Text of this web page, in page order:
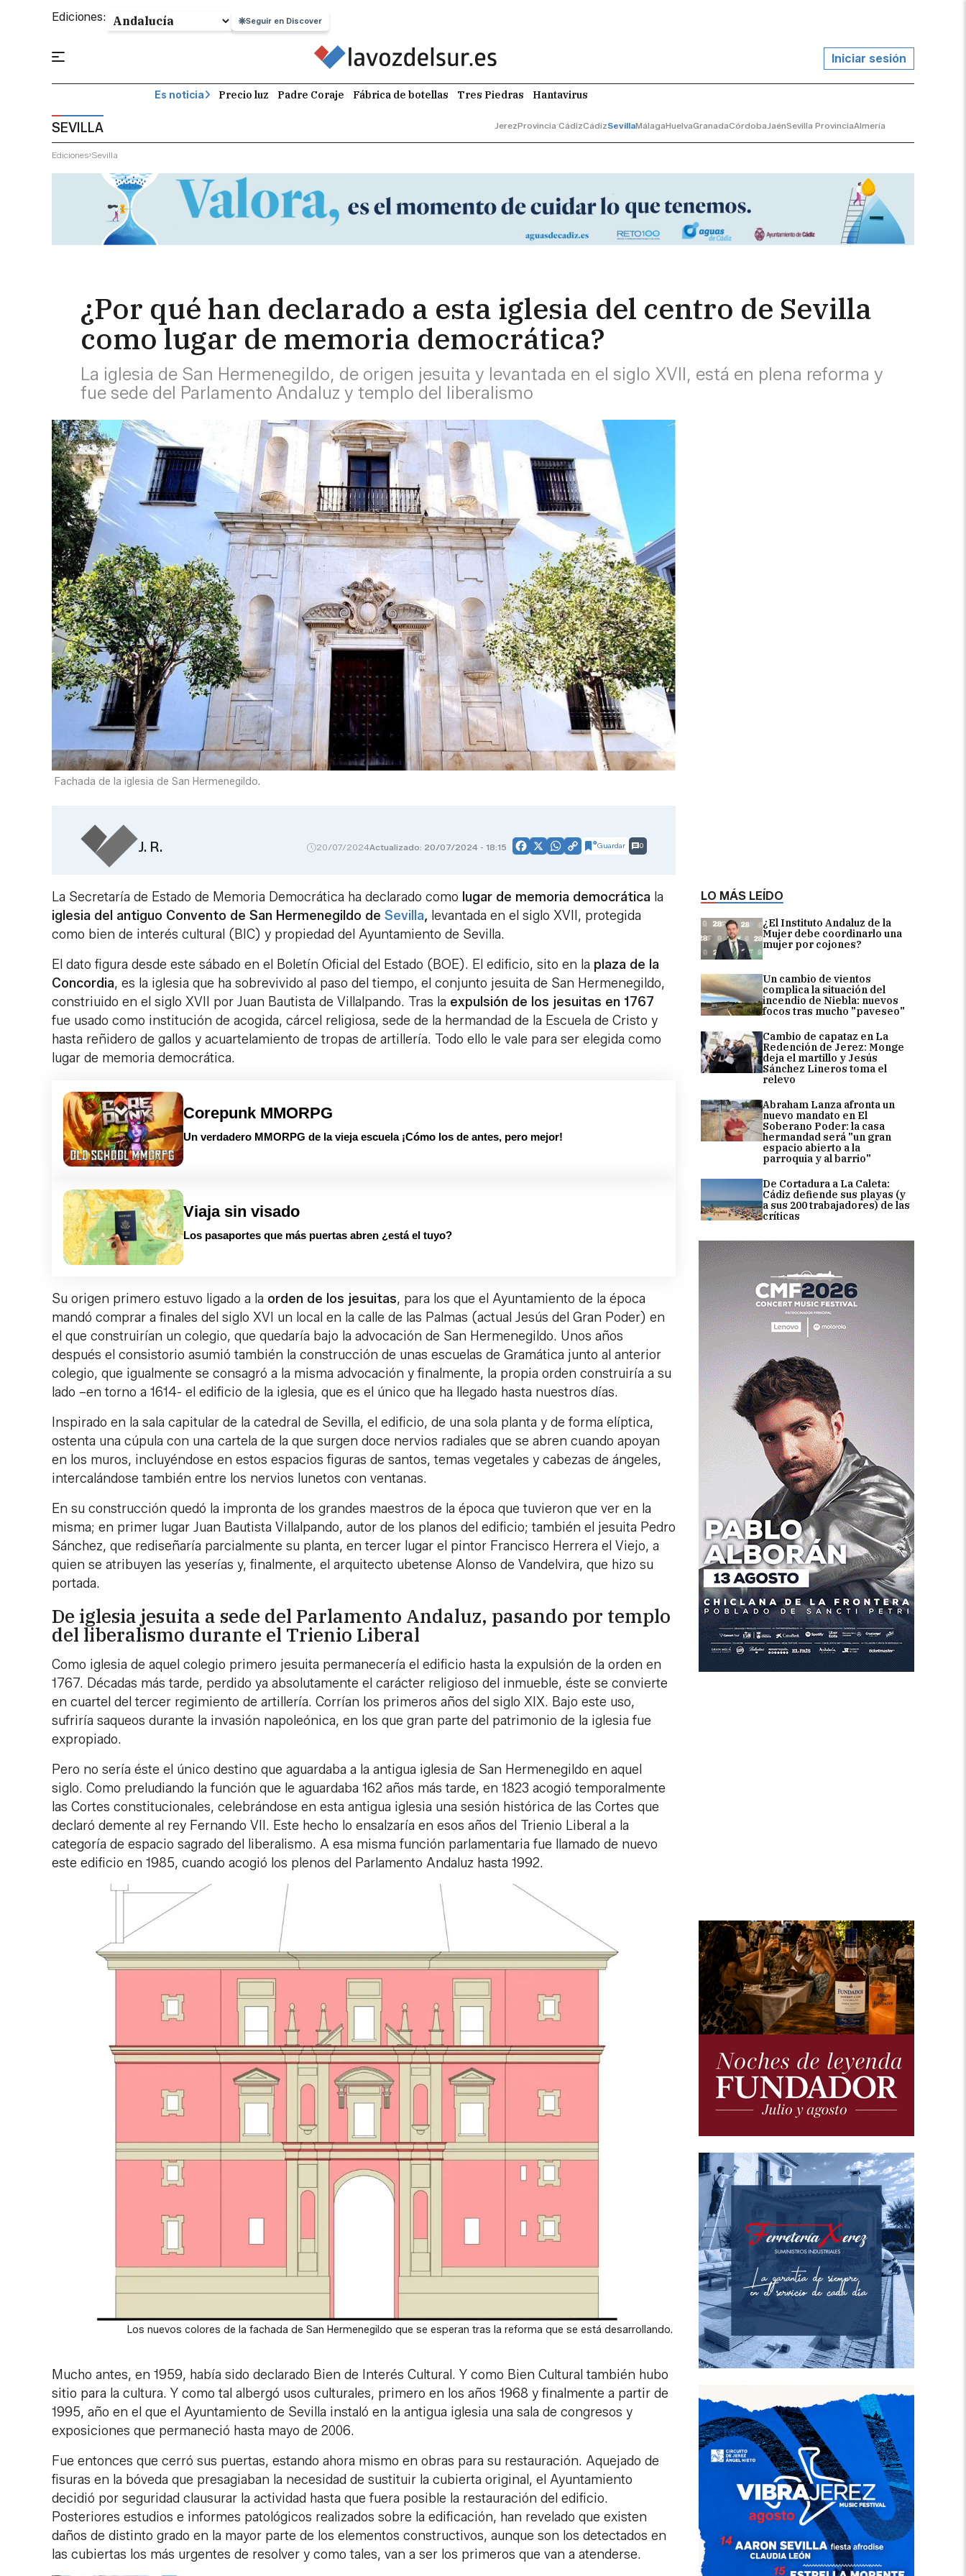
Ediciones: Seguir en Discover
Iniciar sesión
Es noticia Precio luz Padre Coraje Fábrica de botellas Tres Piedras Hantavirus
SEVILLA JerezProvincia CádizCádizSevillaMálagaHuelvaGranadaCórdobaJaénSevilla ProvinciaAlmería
Ediciones Sevilla
¿Por qué han declarado a esta iglesia del centro de Sevilla
como lugar de memoria democrática?
La iglesia de San Hermenegildo, de origen jesuita y levantada en el siglo XVII, está en plena reforma y
fue sede del Parlamento Andaluz y templo del liberalismo
LO MÁS LEÍDO
¿El Instituto Andaluz de la
Mujer debe coordinarlo una
mujer por cojones?
Un cambio de vientos
complica la situación del
incendio de Niebla: nuevos
focos tras mucho "paveseo"
Cambio de capataz en La
Redención de Jerez: Monge
deja el martillo y Jesús
Sánchez Lineros toma el
relevo
Abraham Lanza afronta un
nuevo mandato en El
Soberano Poder: la casa
hermandad será "un gran
espacio abierto a la
parroquia y al barrio"
De Cortadura a La Caleta:
Cádiz defiende sus playas (y
a sus 200 trabajadores) de las
críticas
Fachada de la iglesia de San Hermenegildo.
J. R. 20/07/2024Actualizado: 20/07/2024 - 18:15 Facebook
X WhatsApp
CopyGuardar 0
La Secretaría de Estado de Memoria Democrática ha declarado como lugar de memoria democrática la
iglesia del antiguo Convento de San Hermenegildo de Sevilla, levantada en el siglo XVII, protegida
como bien de interés cultural (BIC) y propiedad del Ayuntamiento de Sevilla.
El dato figura desde este sábado en el Boletín Oficial del Estado (BOE). El edificio, sito en la plaza de la
Concordia, es la iglesia que ha sobrevivido al paso del tiempo, el conjunto jesuita de San Hermenegildo,
constriuido en el siglo XVII por Juan Bautista de Villalpando. Tras la expulsión de los jesuitas en 1767
fue usado como institución de acogida, cárcel religiosa, sede de la hermandad de la Escuela de Cristo y
hasta reñidero de gallos y acuartelamiento de tropas de artillería. Todo ello le vale para ser elegida como
lugar de memoria democrática.
Corepunk MMORPG
Un verdadero MMORPG de la vieja escuela ¡Cómo los de antes, pero mejor!
Viaja sin visado
Los pasaportes que más puertas abren ¿está el tuyo?
Su origen primero estuvo ligado a la orden de los jesuitas, para los que el Ayuntamiento de la época
mandó comprar a finales del siglo XVI un local en la calle de las Palmas (actual Jesús del Gran Poder) en
el que construirían un colegio, que quedaría bajo la advocación de San Hermenegildo. Unos años
después el consistorio asumió también la construcción de unas escuelas de Gramática junto al anterior
colegio, que igualmente se consagró a la misma advocación y finalmente, la propia orden construiría a su
lado –en torno a 1614- el edificio de la iglesia, que es el único que ha llegado hasta nuestros días.
Inspirado en la sala capitular de la catedral de Sevilla, el edificio, de una sola planta y de forma elíptica,
ostenta una cúpula con una cartela de la que surgen doce nervios radiales que se abren cuando apoyan
en los muros, incluyéndose en estos espacios figuras de santos, temas vegetales y cabezas de ángeles,
intercalándose también entre los nervios lunetos con ventanas.
En su construcción quedó la impronta de los grandes maestros de la época que tuvieron que ver en la
misma; en primer lugar Juan Bautista Villalpando, autor de los planos del edificio; también el jesuita Pedro
Sánchez, que rediseñaría parcialmente su planta, en tercer lugar el pintor Francisco Herrera el Viejo, a
quien se atribuyen las yeserías y, finalmente, el arquitecto ubetense Alonso de Vandelvira, que hizo su
portada.
De iglesia jesuita a sede del Parlamento Andaluz, pasando por templo
del liberalismo durante el Trienio Liberal
Como iglesia de aquel colegio primero jesuita permanecería el edificio hasta la expulsión de la orden en
1767. Décadas más tarde, perdido ya absolutamente el carácter religioso del inmueble, éste se convierte
en cuartel del tercer regimiento de artillería. Corrían los primeros años del siglo XIX. Bajo este uso,
sufriría saqueos durante la invasión napoleónica, en los que gran parte del patrimonio de la iglesia fue
expropiado.
Pero no sería éste el único destino que aguardaba a la antigua iglesia de San Hermenegildo en aquel
siglo. Como preludiando la función que le aguardaba 162 años más tarde, en 1823 acogió temporalmente
las Cortes constitucionales, celebrándose en esta antigua iglesia una sesión histórica de las Cortes que
declaró demente al rey Fernando VII. Este hecho lo ensalzaría en esos años del Trienio Liberal a la
categoría de espacio sagrado del liberalismo. A esa misma función parlamentaria fue llamado de nuevo
este edificio en 1985, cuando acogió los plenos del Parlamento Andaluz hasta 1992.
Los nuevos colores de la fachada de San Hermenegildo que se esperan tras la reforma que se está desarrollando.
Mucho antes, en 1959, había sido declarado Bien de Interés Cultural. Y como Bien Cultural también hubo
sitio para la cultura. Y como tal albergó usos culturales, primero en los años 1968 y finalmente a partir de
1995, año en el que el Ayuntamiento de Sevilla instaló en la antigua iglesia una sala de congresos y
exposiciones que permaneció hasta mayo de 2006.
Fue entonces que cerró sus puertas, estando ahora mismo en obras para su restauración. Aquejado de
fisuras en la bóveda que presagiaban la necesidad de sustituir la cubierta original, el Ayuntamiento
decidió por seguridad clausurar la actividad hasta que fuera posible la restauración del edificio.
Posteriores estudios e informes patológicos realizados sobre la edificación, han revelado que existen
daños de distinto grado en la mayor parte de los elementos constructivos, aunque son los detectados en
las cubiertas los más urgentes de resolver y como tales, van a ser los primeros que van a atenderse.